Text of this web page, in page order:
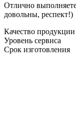
Отлично
довольны, респект!)
Качество продукции
Уровень сервиса
Срок изготовления